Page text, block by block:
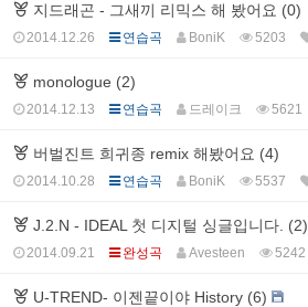
지드래곤 - 그새끼 리믹스 해 봤어요 (0)
2014.12.26 연습곡 BoniK 5203
monologue (2)
2014.12.13 연습곡 드레이크 5621
버벌진트 희귀종 remix 해봤어요 (4)
2014.10.28 연습곡 BoniK 5537
J.2.N - IDEAL 첫 디지털 싱글입니다. (2)
2014.09.21 완성곡 Avesteen 5242
U-TREND- 이젠끝이야 History (6)